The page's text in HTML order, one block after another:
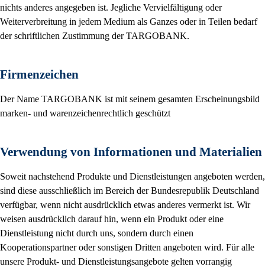
nichts anderes angegeben ist. Jegliche Vervielfältigung oder
Weiterverbreitung in jedem Medium als Ganzes oder in Teilen bedarf
der schriftlichen Zustimmung der TARGOBANK.
Firmenzeichen
Der Name TARGOBANK ist mit seinem gesamten Erscheinungsbild
marken- und warenzeichenrechtlich geschützt
Verwendung von Informationen und Materialien
Soweit nachstehend Produkte und Dienstleistungen angeboten werden,
sind diese ausschließlich im Bereich der Bundesrepublik Deutschland
verfügbar, wenn nicht ausdrücklich etwas anderes vermerkt ist. Wir
weisen ausdrücklich darauf hin, wenn ein Produkt oder eine
Dienstleistung nicht durch uns, sondern durch einen
Kooperationspartner oder sonstigen Dritten angeboten wird. Für alle
unsere Produkt- und Dienstleistungsangebote gelten vorrangig